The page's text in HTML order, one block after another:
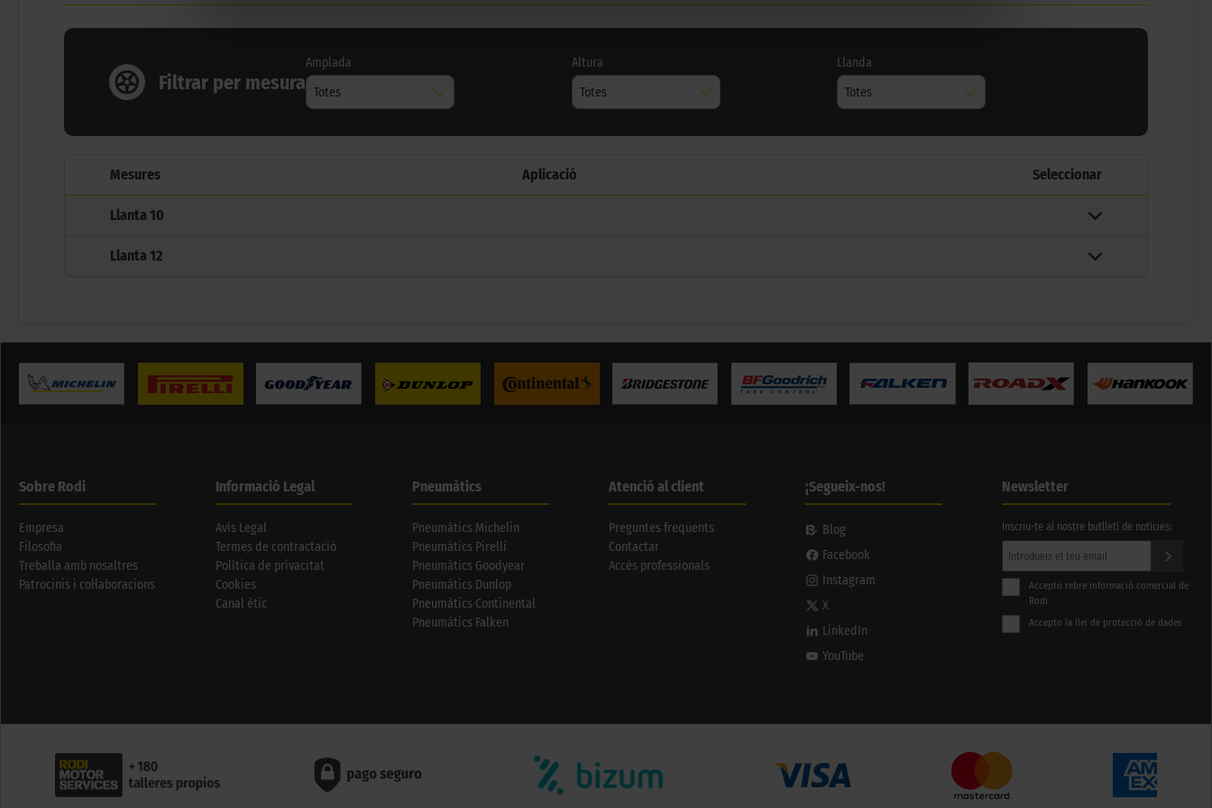
Filtrar per mesura
Amplada
Totes
Altura
Totes
Llanda
Totes
Mesures Aplicació Seleccionar
Llanta 10
Llanta 12
Sobre Rodi
Empresa
Filosofia
Treballa amb nosaltres
Patrocinis i col·laboracions
Informació Legal
Avís Legal
Termes de contractació
Política de privacitat
Cookies
Canal ètic
Pneumàtics
Pneumàtics Michelin
Pneumàtics Pirelli
Pneumàtics Goodyear
Pneumàtics Dunlop
Pneumàtics Continental
Pneumàtics Falken
Atenció al client
Preguntes freqüents
Contactar
Accés professionals
¡Segueix-nos!
Blog
Facebook
Instagram
X
LinkedIn
YouTube
Newsletter
Inscriu-te al nostre butlletí de notícies:
Accepto rebre informació comercial de
Rodi
Accepto la llei de protecció de dades